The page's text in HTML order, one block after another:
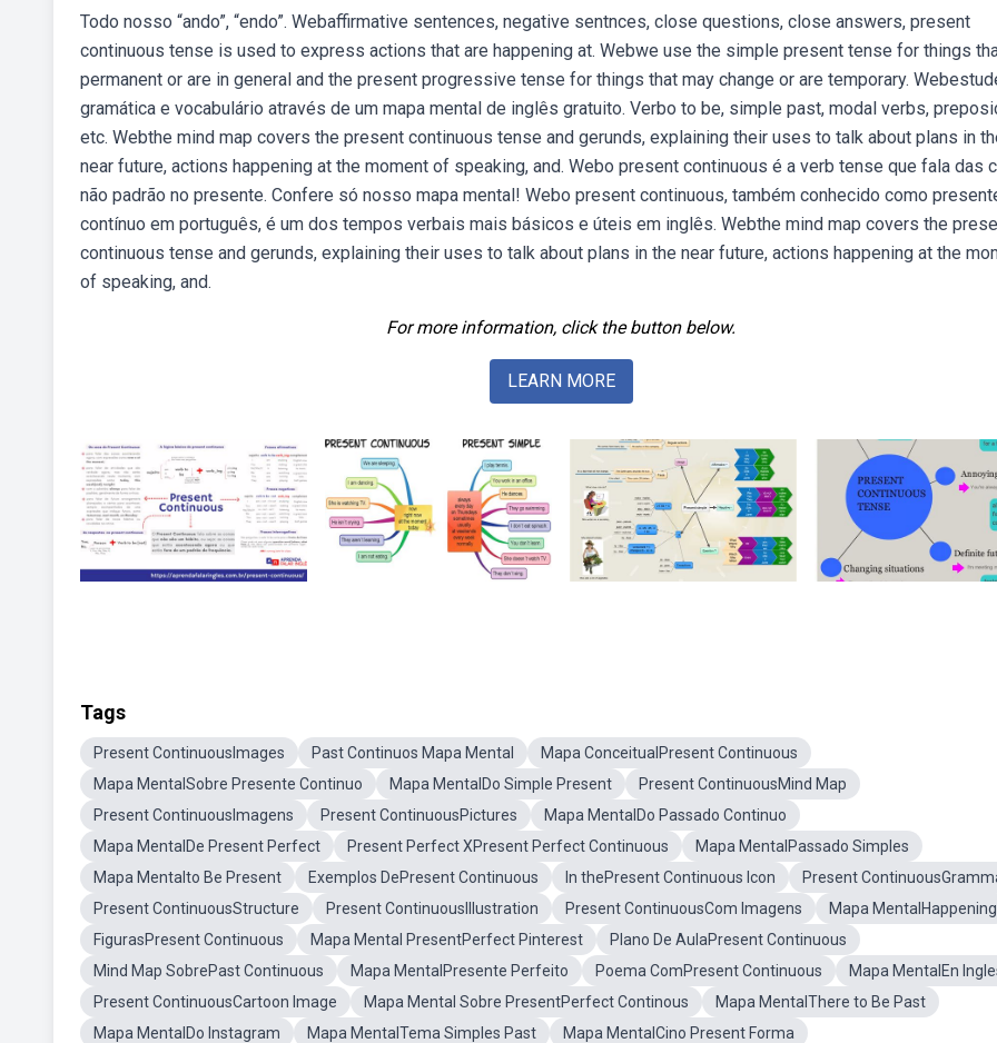
Todo nosso “ando”, “endo”. Webaffirmative sentences, negative sentnces, close questions, close answers, present
continuous tense is used to express actions that are happening at. Webwe use the simple present tense for things
permanent or are in general and the present progressive tense for things that may change or are temporary.
gramática e vocabulário através de um mapa mental de inglês gratuito. Verbo to be, simple past, modal verbs,
etc. Webthe mind map covers the present continuous tense and gerunds, explaining their uses to talk about plans in
near future, actions happening at the moment of speaking, and. Webo present continuous é a verb tense que fala das
não padrão no presente. Confere só nosso mapa mental! Webo present continuous, também conhecido como
contínuo em português, é um dos tempos verbais mais básicos e úteis em inglês. Webthe mind map covers the
continuous tense and gerunds, explaining their uses to talk about plans in the near future, actions happening at the
of speaking, and.
For more information, click the button below.
LEARN MORE
Tags
Present ContinuousImages Past Continuos Mapa Mental
Mapa ConceitualPresent Continuous
Mapa MentalSobre Presente Continuo
Mapa MentalDo Simple Present
Present ContinuousMind Map
Present ContinuousImagens
Present ContinuousPictures
Mapa MentalDo Passado Continuo
Mapa MentalDe Present Perfect
Present Perfect XPresent Perfect Continuous
Mapa MentalPassado Simples
Mapa Mentalto Be Present
Exemplos DePresent Continuous In thePresent Continuous Icon
Present
Present ContinuousStructure
Present ContinuousIllustration Present ContinuousCom Imagens
Mapa MentalHappening
FigurasPresent Continuous
Mapa Mental PresentPerfect Pinterest
Plano De AulaPresent Continuous
Mind Map SobrePast Continuous
Mapa MentalPresente Perfeito Poema ComPresent Continuous
Mapa MentalEn
Present ContinuousCartoon Image
Mapa Mental Sobre PresentPerfect Continous
Mapa MentalThere to Be Past
Mapa MentalDo Instagram
Mapa MentalTema Simples Past
Mapa MentalCino Present Forma